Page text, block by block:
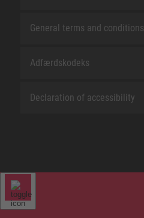
General terms and
Adfærdskodeks
Declaration of accessibility